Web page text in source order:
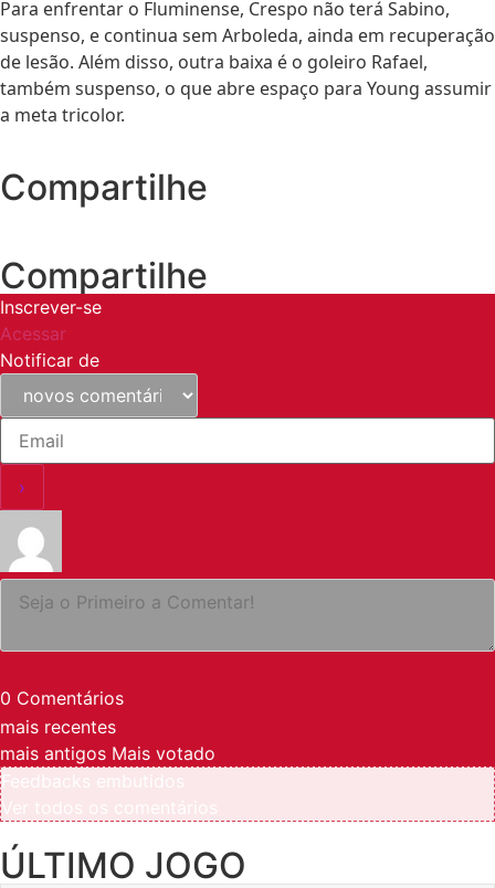
Para enfrentar o Fluminense, Crespo não terá Sabino,
suspenso, e continua sem Arboleda, ainda em recuperação
de lesão. Além disso, outra baixa é o goleiro Rafael,
também suspenso, o que abre espaço para Young assumir
a meta tricolor.
Compartilhe
Compartilhe
Inscrever-se
Acessar
Notificar de
0 Comentários
mais recentes
mais antigos Mais votado
ÚLTIMO JOGO